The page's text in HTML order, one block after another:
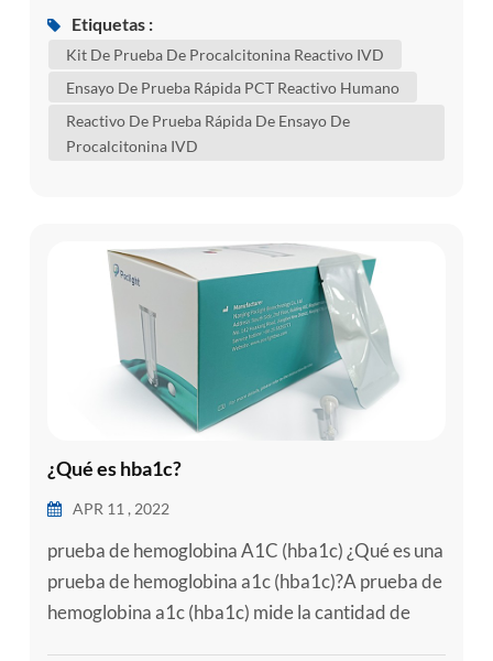
severa a la infección. la sepsis ocurre cuando un la
infección en un área de su cuerpo, como la piel o el
extrema...
Etiquetas :
Kit De Prueba De Procalcitonina Reactivo IVD
Ensayo De Prueba Rápida PCT Reactivo Humano
Reactivo De Prueba Rápida De Ensayo De
Procalcitonina IVD
¿Qué es hba1c?
APR 11 , 2022
prueba de hemoglobina A1C (hba1c) ¿Qué es una
prueba de hemoglobina a1c (hba1c)?A prueba de
hemoglobina a1c (hba1c) mide la cantidad de